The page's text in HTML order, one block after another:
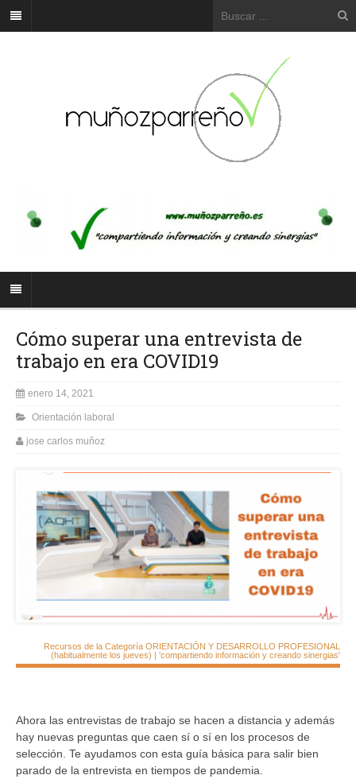
Cómo superar una entrevista de
trabajo en era COVID19
enero 14, 2021
Orientación laboral
jose carlos muñoz
Recursos de la Categoría ORIENTACIÓN Y DESARROLLO PROFESIONAL
(habitualmente los jueves) | 'compartiendo información y creando sinergias'
Ahora las entrevistas de trabajo se hacen a distancia y además
hay nuevas preguntas que caen sí o sí en los procesos de
selección. Te ayudamos con esta guía básica para salir bien
parado de la entrevista en tiempos de pandemia.